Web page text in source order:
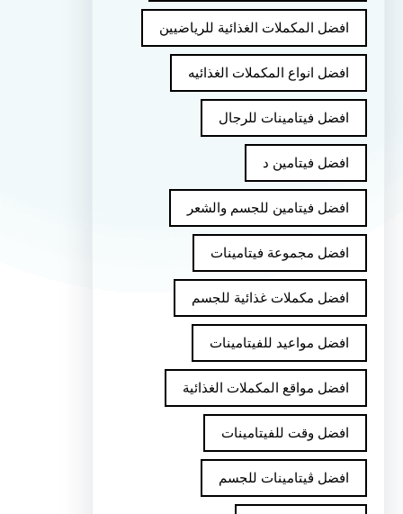
افضل المكملات الغذائية للرياضيين
افضل انواع المكملات الغذائيه
افضل فيتامينات للرجال
افضل فيتامين د
افضل فيتامين للجسم والشعر
افضل مجموعة فيتامينات
افضل مكملات غذائية للجسم
افضل مواعيد للفيتامينات
افضل مواقع المكملات الغذائية
افضل وقت للفيتامينات
افضل ڤيتامينات للجسم